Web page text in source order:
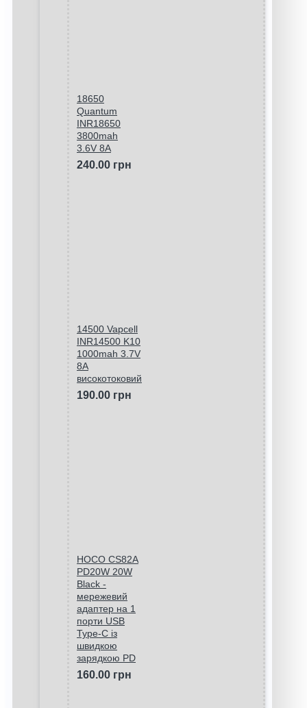
18650
Quantum
INR18650
3800mah
3.6V 8A
240.00 грн
14500 Vapcell
INR14500 K10
1000mah 3.7V
8A
високотоковий
190.00 грн
HOCO CS82A
PD20W 20W
Black -
мережевий
адаптер на 1
порти USB
Type-C із
швидкою
зарядкою PD
160.00 грн